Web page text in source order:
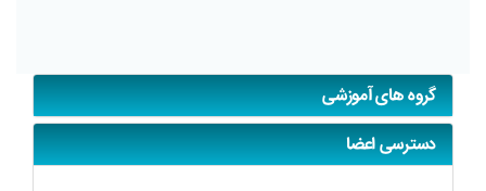
گروه های آموزشی
دسترسی اعضا